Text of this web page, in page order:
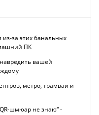
за этих банальных
ПК
вашей
метро, трамваи и
шмюар не знаю“ -